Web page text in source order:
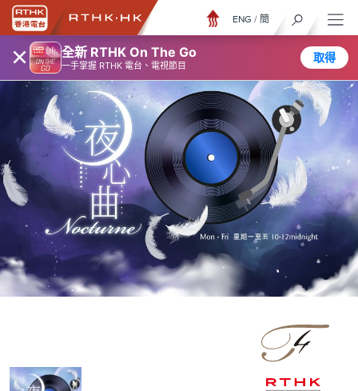
× 全新 RTHK On The Go
一手掌握 RTHK 電台、電視節目
取得
ENG / 簡